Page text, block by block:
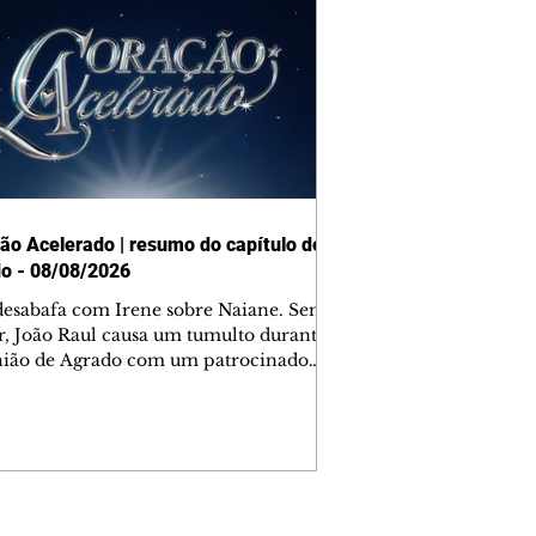
Acelerado | resumo do capítulo de
- 08/08/2026
com Irene sobre Naiane. Sem
João Raul causa um tumulto durante
de Agrado com um patrocinador.